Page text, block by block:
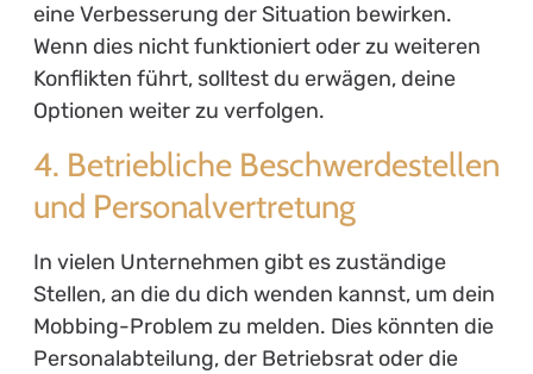
eine Verbesserung der Situation bewirken.
Wenn dies nicht funktioniert oder zu weiteren
Konflikten führt, solltest du erwägen, deine
Optionen weiter zu verfolgen.
4. Betriebliche Beschwerdestellen
und Personalvertretung
In vielen Unternehmen gibt es zuständige
Stellen, an die du dich wenden kannst, um dein
Mobbing-Problem zu melden. Dies könnten die
Personalabteilung, der Betriebsrat oder die